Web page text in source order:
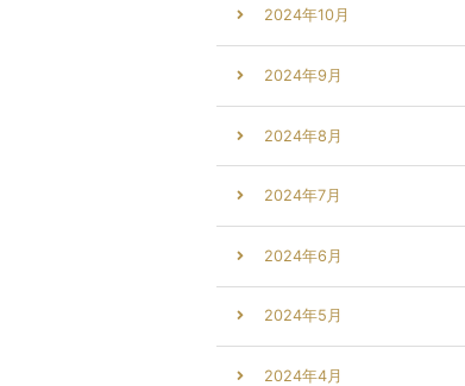
2024年10月
2024年9月
2024年8月
2024年7月
2024年6月
2024年5月
2024年4月